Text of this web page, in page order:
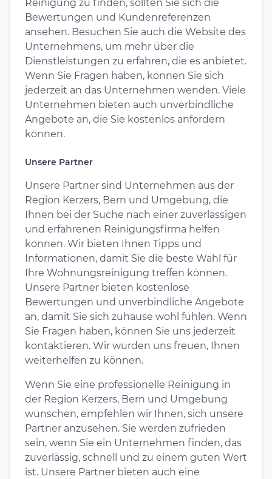
Reinigung zu finden, sollten Sie sich die
Bewertungen und Kundenreferenzen
ansehen. Besuchen Sie auch die Website des
Unternehmens, um mehr über die
Dienstleistungen zu erfahren, die es anbietet.
Wenn Sie Fragen haben, können Sie sich
jederzeit an das Unternehmen wenden. Viele
Unternehmen bieten auch unverbindliche
Angebote an, die Sie kostenlos anfordern
können.
Unsere Partner
Unsere Partner sind Unternehmen aus der
Region Kerzers, Bern und Umgebung, die
Ihnen bei der Suche nach einer zuverlässigen
und erfahrenen Reinigungsfirma helfen
können. Wir bieten Ihnen Tipps und
Informationen, damit Sie die beste Wahl für
Ihre Wohnungsreinigung treffen können.
Unsere Partner bieten kostenlose
Bewertungen und unverbindliche Angebote
an, damit Sie sich zuhause wohl fühlen. Wenn
Sie Fragen haben, können Sie uns jederzeit
kontaktieren. Wir würden uns freuen, Ihnen
weiterhelfen zu können.
Wenn Sie eine professionelle Reinigung in
der Region Kerzers, Bern und Umgebung
wünschen, empfehlen wir Ihnen, sich unsere
Partner anzusehen. Sie werden zufrieden
sein, wenn Sie ein Unternehmen finden, das
zuverlässig, schnell und zu einem guten Wert
ist. Unsere Partner bieten auch eine